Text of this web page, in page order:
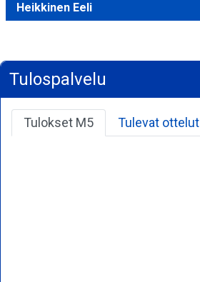
Heikkinen Eeli
Tulospalvelu
Tulokset M5 Tulevat ottelut